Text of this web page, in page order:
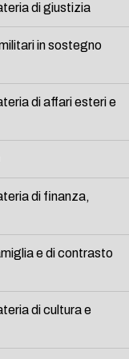
di giustizia
in sostegno
di affari esteri e
di finanza,
e di contrasto
di cultura e